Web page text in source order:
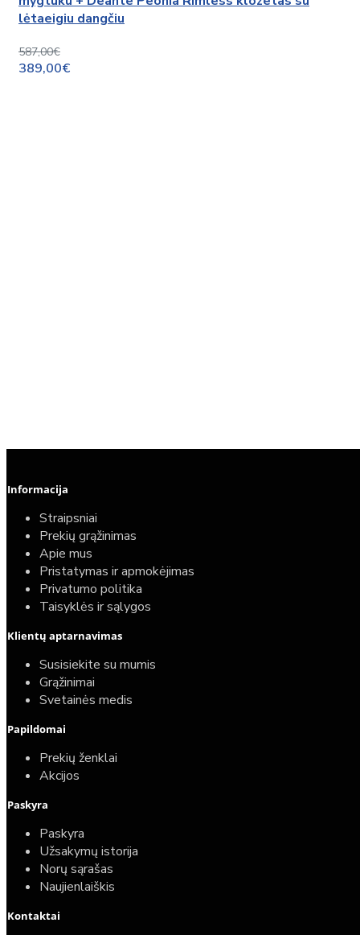
lėtaeigiu dangčiu
587,00€
389,00€
Informacija
Straipsniai
Prekių grąžinimas
Apie mus
Pristatymas ir apmokėjimas
Privatumo politika
Taisyklės ir sąlygos
Klientų aptarnavimas
Susisiekite su mumis
Grąžinimai
Svetainės medis
Papildomai
Prekių ženklai
Akcijos
Paskyra
Paskyra
Užsakymų istorija
Norų sąrašas
Naujienlaiškis
Kontaktai